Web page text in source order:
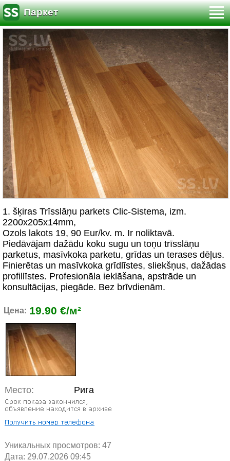
Паркет
1. šķiras Trīsslāņu parkets Clic-Sistema, izm.
2200x205x14mm,
Ozols lakots 19, 90 Eur/kv. m. Ir noliktavā.
Piedāvājam dažādu koku sugu un toņu trīsslāņu
parketus, masīvkoka parketu, grīdas un terases dēļus.
Finierētas un masīvkoka grīdlīstes, sliekšņus, dažādas
profillīstes. Profesionāla ieklāšana, apstrāde un
konsultācijas, piegāde. Bez brīvdienām.
Цена: 19.90 €/м²
Место: Рига
Уникальных просмотров: 47
Дата: 29.07.2026 09:45